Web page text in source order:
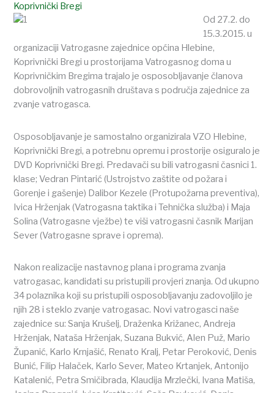
Koprivnički Bregi
Od 27.2. do
15.3.2015. u
organizaciji Vatrogasne zajednice općina Hlebine,
Koprivnički Bregi u prostorijama Vatrogasnog doma u
Koprivničkim Bregima trajalo je osposobljavanje članova
dobrovoljnih vatrogasnih društava s područja zajednice za
zvanje vatrogasca.
Osposobljavanje je samostalno organizirala VZO Hlebine,
Koprivnički Bregi, a potrebnu opremu i prostorije osiguralo je
DVD Koprivnički Bregi. Predavači su bili vatrogasni časnici 1.
klase; Vedran Pintarić (Ustrojstvo zaštite od požara i
Gorenje i gašenje) Dalibor Kezele (Protupožarna preventiva),
Ivica Hrženjak (Vatrogasna taktika i Tehnička služba) i Maja
Solina (Vatrogasne vježbe) te viši vatrogasni časnik Marijan
Sever (Vatrogasne sprave i oprema).
Nakon realizacije nastavnog plana i programa zvanja
vatrogasac, kandidati su pristupili provjeri znanja. Od ukupno
34 polaznika koji su pristupili osposobljavanju zadovoljilo je
njih 28 i steklo zvanje vatrogasac. Novi vatrogasci naše
zajednice su: Sanja Krušelj, Draženka Križanec, Andreja
Hrženjak, Nataša Hrženjak, Suzana Bukvić, Alen Puž, Mario
Županić, Karlo Krnjašić, Renato Kralj, Petar Peroković, Denis
Bunić, Filip Halaček, Karlo Sever, Mateo Krtanjek, Antonijo
Katalenić, Petra Smičibrada, Klaudija Mrzlečki, Ivana Matiša,